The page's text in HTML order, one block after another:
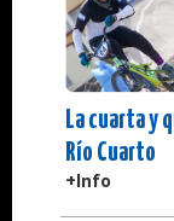
La cuarta y
Río Cuarto
+Info